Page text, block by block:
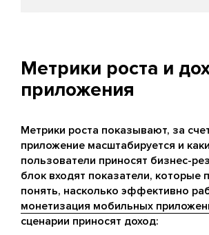
Метрики роста и
приложения
Метрики роста показывают, за
приложение масштабируется и
пользователи приносят бизнес-
блок входят показатели, которые
понять, насколько эффективно
монетизация мобильных
сценарии приносят доход: